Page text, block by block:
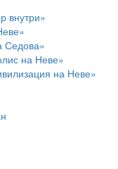
внутри»
Седова»
на Неве»
на Неве»